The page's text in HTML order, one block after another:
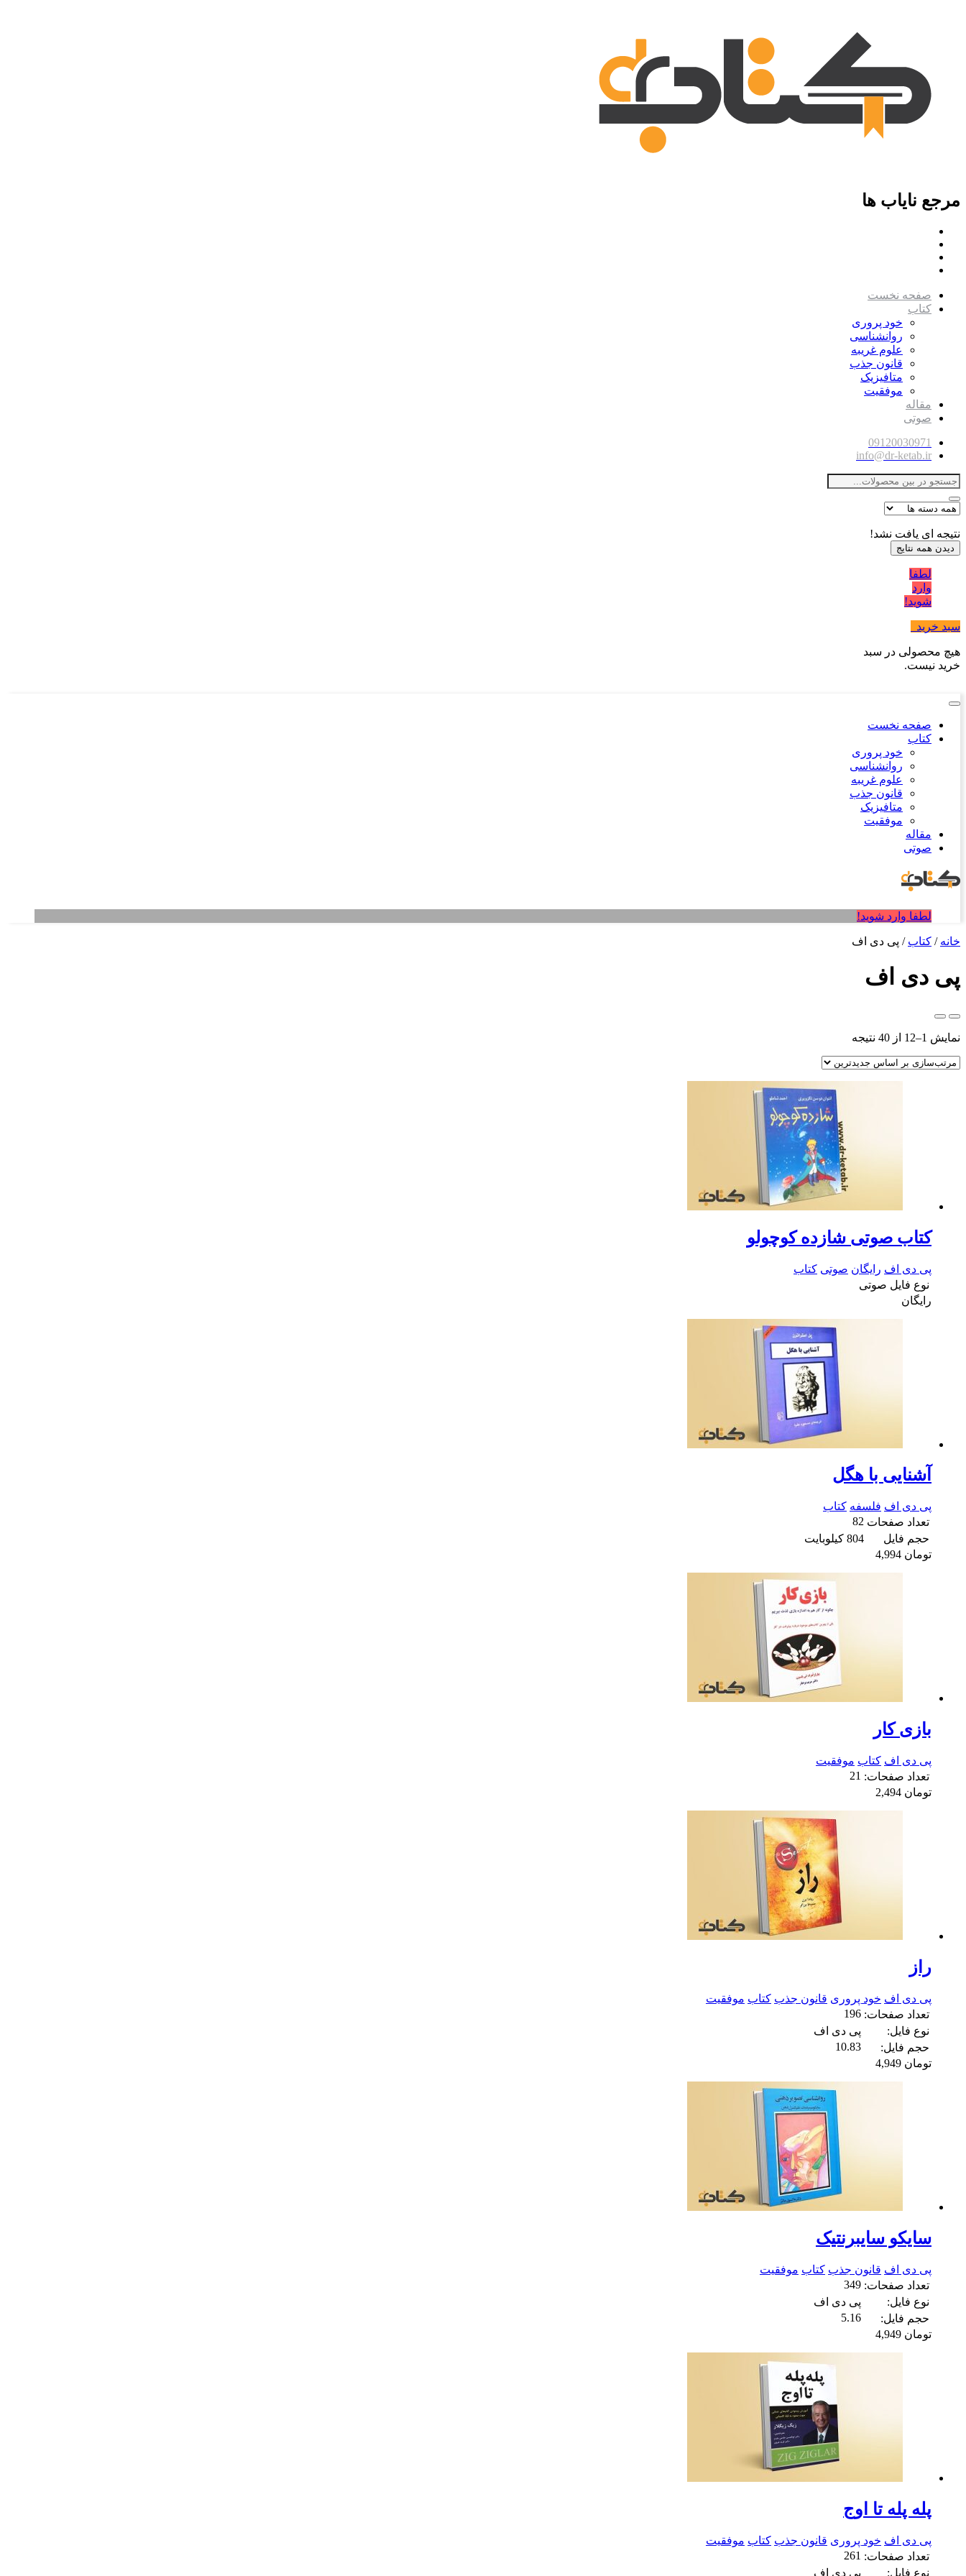
مرجع نایاب ها
صفحه نخست
کتاب
خود پروری
روانشناسی
علوم غریبه
قانون جذب
متافیزیک
موفقیت
مقاله
صوتی
09120030971
info@dr-ketab.ir
نتیجه ای یافت نشد!
دیدن همه نتایج
لطفا
وارد
شوید!
سبد خرید
هیچ محصولی در سبد
خرید نیست.
صفحه نخست
کتاب
خود پروری
روانشناسی
علوم غریبه
قانون جذب
متافیزیک
موفقیت
مقاله
صوتی
لطفا وارد شوید!
خانه / کتاب / پی دی اف
پی دی اف
نمایش 1–12 از 40 نتیجه
کتاب صوتی شازده کوچولو
پی دی اف رایگان صوتی کتاب
نوع فایل صوتی
رایگان
آشنایی با هگل
پی دی اف فلسفه کتاب
تعداد صفحات 82
حجم فایل
804 کیلوبایت
تومان
بازی کار
پی دی اف کتاب موفقیت
تعداد صفحات: 21
تومان
راز
پی دی اف خود پروری قانون جذب کتاب موفقیت
تعداد صفحات: 196
نوع فایل:
پی دی اف
حجم فایل:
10.83
تومان
سایکو سایبرنتیک
پی دی اف قانون جذب کتاب موفقیت
تعداد صفحات: 349
نوع فایل:
پی دی اف
حجم فایل:
5.16
تومان
پله پله تا اوج
پی دی اف خود پروری قانون جذب کتاب موفقیت
تعداد صفحات: 261
نوع فایل:
پی دی اف